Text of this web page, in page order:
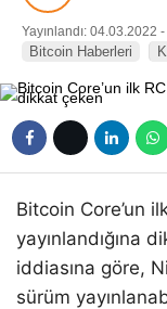
Yayınlandı: 04.03.2022
Bitcoin Haberleri
Bitcoin Core’un
yayınlandığına
iddiasına göre,
sürüm